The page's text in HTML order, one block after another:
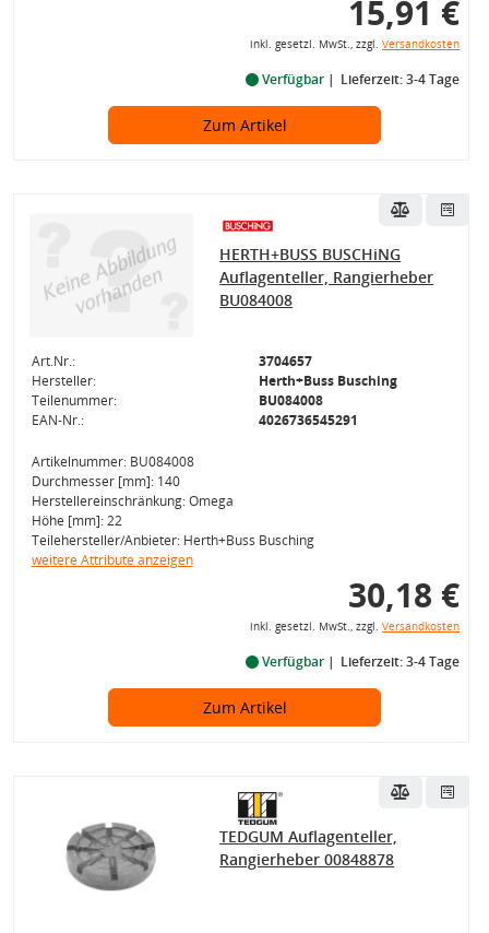
15,91 €
inkl. gesetzl. MwSt., zzgl. Versandkosten
Verfügbar Lieferzeit: 3-4 Tage
Zum Artikel
HERTH+BUSS BUSCHiNG
Auflagenteller, Rangierheber
BU084008
Art.Nr.:
3704657
Hersteller:
Herth+Buss Busching
Teilenummer:
BU084008
EAN-Nr.:
4026736545291
Artikelnummer: BU084008
Durchmesser [mm]: 140
Herstellereinschränkung: Omega
Höhe [mm]: 22
Teilehersteller/Anbieter: Herth+Buss Busching
weitere Attribute anzeigen
30,18 €
inkl. gesetzl. MwSt., zzgl. Versandkosten
Verfügbar Lieferzeit: 3-4 Tage
Zum Artikel
TEDGUM Auflagenteller,
Rangierheber 00848878